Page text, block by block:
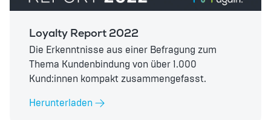
Loyalty Report 2022
Die Erkenntnisse aus einer Befragung zum
Thema Kundenbindung von über 1.000
Kund:innen kompakt zusammengefasst.
Herunterladen